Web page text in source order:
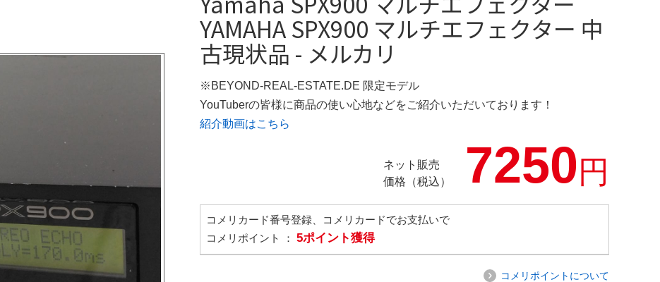
YAMAHA SPX900 マルチエフェクター 中
古現状品 - メルカリ
※BEYOND-REAL-ESTATE.DE 限定モデル
YouTuberの皆様に商品の使い心地などをご紹介いただいております！
紹介動画はこちら
ネット販売
価格（税込）
7250円
コメリカード番号登録、コメリカードでお支払いで
コメリポイント ： 5ポイント獲得
コメリポイントについて